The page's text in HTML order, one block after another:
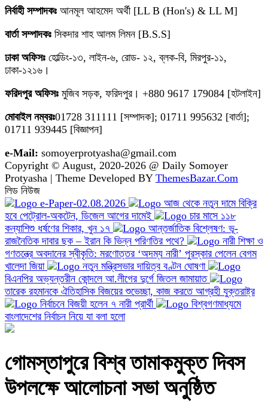
নির্বাহী সম্পাদকঃ আনমূল আহমেদ অর্থী [LL B (Hon's) & LL M]
বার্তা সম্পাদকঃ সিকদার শাহ আলম লিমন [B.S.S]
ঢাকা অফিসঃ হোল্ডিং-১৩, লাইন-৬, রোড- ১২, ব্লক-বি, মিরপুর-১১,
ঢাকা-১২১৬।
ফরিদপুর অফিসঃ মুজিব সড়ক, ফরিদপুর। +880 9617 179084 [হটলাইন]
মোবাইল নম্বরঃ01728 311111 [সম্পাদক]; 01711 995632 [বার্তা];
01711 939445 [বিজ্ঞাপন]
e-Mail: somoyerprotyasha@gmail.com
Copyright © August, 2020-2026 @ Daily Somoyer
Protyasha | Theme Developed BY ThemesBazar.Com
লিড নিউজ
e-Paper-02.08.2026
আজ থেকে নতুন দামে বিক্রি
হবে পেট্রোল-অকটেন, ডিজেল আগের দামেই
চার মাসে ১১৮
কন্যাশিশু ধর্ষণের শিকার, খুন ১৭
আন্তর্জাতিক বিশ্লেষণ: ভূ-
রাজনৈতিক দাবার ছক – ইরান কি ভিন্ন পরিণতির পথে?
নারী শিক্ষা ও
গণতন্ত্রে অবদানের স্বীকৃতি: মরণোত্তর ‘অদম্য নারী’ পুরস্কার পেলেন বেগম
খালেদা জিয়া
নতুন মন্ত্রিসভার দায়িত্ব বণ্টন ঘোষণা
বিএনপির অভ্যন্তরীন কোন্দলে আ.লীগের দুর্গে জিতল জামায়াত
তারেক রহমানকে ঐতিহাসিক বিজয়ের শুভেচ্ছা, কাজ করতে আগ্রহী যুক্তরাষ্ট্র
নির্বাচনে বিজয়ী হলেন ৭ নারী প্রার্থী
বিশ্বগণমাধ্যমে
বাংলাদেশের নির্বাচন নিয়ে যা বলা হলো
গোমস্তাপুরে বিশ্ব তামাকমুক্ত দিবস
উপলক্ষে আলোচনা সভা অনুষ্ঠিত